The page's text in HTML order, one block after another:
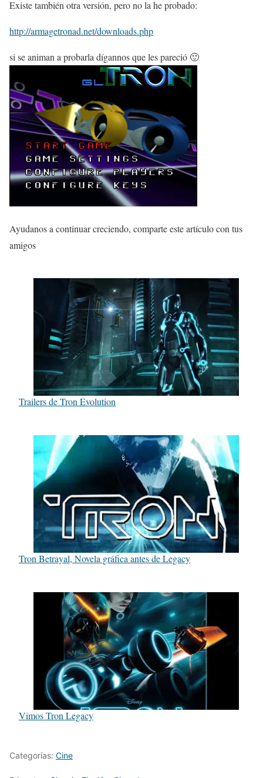
Existe también otra versión, pero no la he probado:
http://armagetronad.net/downloads.php
si se animan a probarla dígannos que les pareció 🙂
Ayudanos a continuar creciendo, comparte este artículo con tus
amigos
Trailers de Tron Evolution
Tron Betrayal, Novela gráfica antes de Legacy
Vimos Tron Legacy
Categorías: Cine